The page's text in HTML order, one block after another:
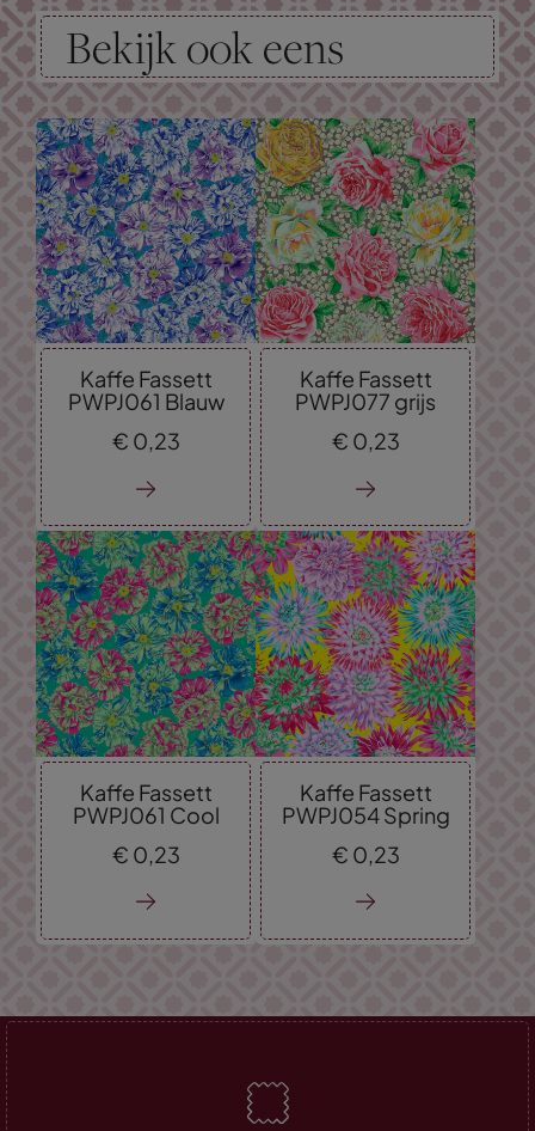
Bekijk ook eens
Kaffe Fassett
PWPJ061 Blauw
€ 0,23
Kaffe Fassett
PWPJ077 grijs
€ 0,23
Kaffe Fassett
PWPJ061 Cool
€ 0, 23
Kaffe Fassett
PWPJ054 Spring
€ 0, 23